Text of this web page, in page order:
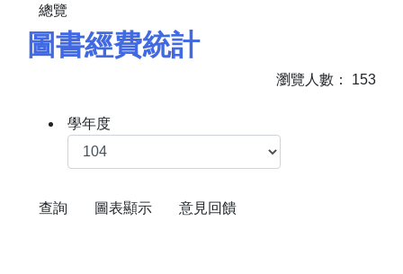
圖書經費統計
瀏覽人數： 153
學年度